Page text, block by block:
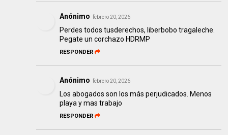
Anónimo febrero 20, 2026
Perdes todos tusderechos, liberbobo tragaleche.
Pegate un corchazo HDRMP
RESPONDER
Anónimo febrero 20, 2026
Los abogados son los más perjudicados. Menos
playa y mas trabajo
RESPONDER